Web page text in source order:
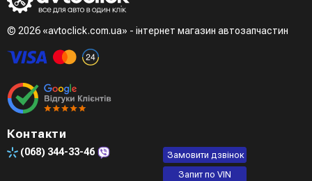
© 2026 «avtoclick.com.ua» - інтернет магазин автозапчастин
Контакти
(068) 344-33-46
Замовити дзвінок
Запит по VIN